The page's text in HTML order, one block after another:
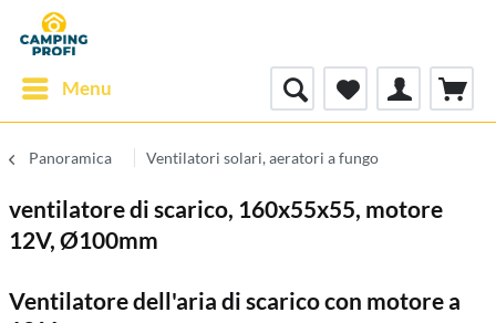
Menu
Panoramica Ventilatori solari, aeratori a fungo
ventilatore di scarico, 160x55x55, motore
12V, Ø100mm
Ventilatore dell'aria di scarico con motore a